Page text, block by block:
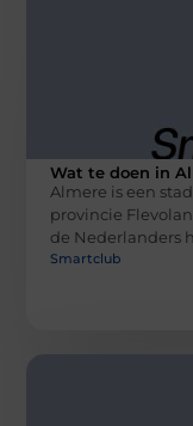
Wat te doen in
Almere is een
provincie
de Nederlanders
Smartclub